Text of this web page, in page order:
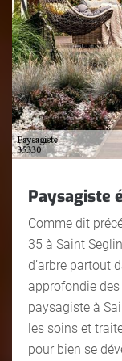
Paysagiste
Comme dit
35 à Saint
d’arbre partout
approfondie
paysagiste à
les soins et
pour bien se